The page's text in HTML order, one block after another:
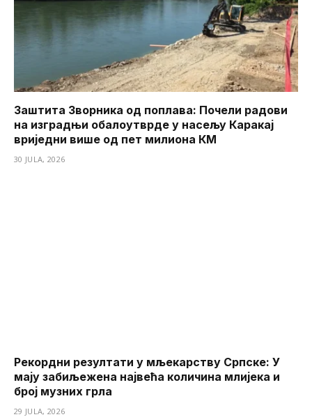
Заштита Зворника од поплава: Почели радови
на изградњи обалоутврде у насељу Каракај
вриједни више од пет милиона КМ
30 JULA, 2026
Рекордни резултати у мљекарству Српске: У
мају забиљежена највећа количина млијека и
број музних грла
29 JULA, 2026